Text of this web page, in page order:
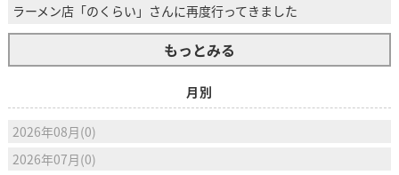
ラーメン店「のくらい」さんに再度行ってきました
もっとみる
月別
2026年08月(0)
2026年07月(0)